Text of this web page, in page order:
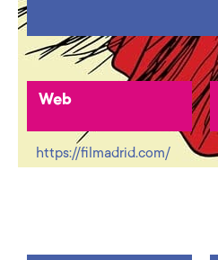
Web
https://filmadrid.com/